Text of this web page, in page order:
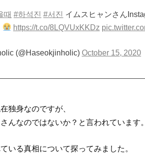
때 #하석진 #서진 イムスヒャンさん
https://t.co/8LQVUxKKDz
(@Haseokjinholic) October 15, 2020
独身なのですが、
んなのではないか？と言われています。
いる真相について探ってみました。